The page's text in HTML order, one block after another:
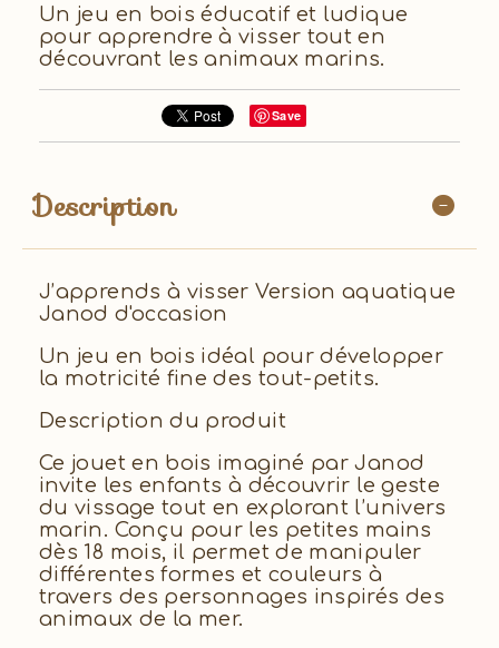
Un jeu en bois éducatif et ludique
pour apprendre à visser tout en
découvrant les animaux marins.
Save
Description
J’apprends à visser Version aquatique
Janod d'occasion
Un jeu en bois idéal pour développer
la motricité fine des tout-petits.
Description du produit
Ce jouet en bois imaginé par Janod
invite les enfants à découvrir le geste
du vissage tout en explorant l’univers
marin. Conçu pour les petites mains
dès 18 mois, il permet de manipuler
différentes formes et couleurs à
travers des personnages inspirés des
animaux de la mer.